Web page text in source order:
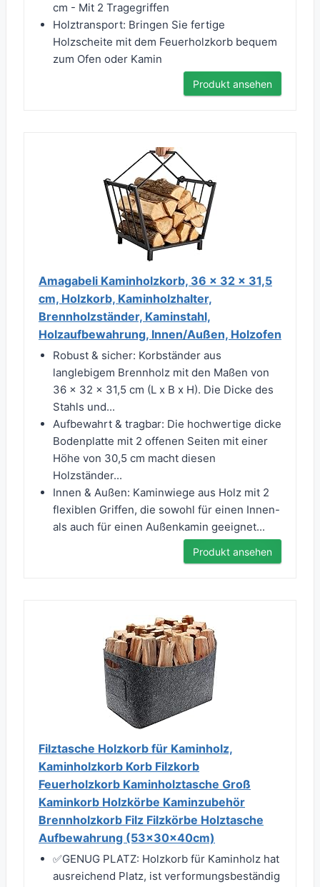
cm - Mit 2 Tragegriffen
Holztransport: Bringen Sie fertige
Holzscheite mit dem Feuerholzkorb bequem
zum Ofen oder Kamin
Produkt ansehen
Amagabeli Kaminholzkorb, 36 x 32 x 31,5
cm, Holzkorb, Kaminholzhalter,
Brennholzständer, Kaminstahl,
Holzaufbewahrung, Innen/Außen, Holzofen
Robust & sicher: Korbständer aus
langlebigem Brennholz mit den Maßen von
36 x 32 x 31,5 cm (L x B x H). Die Dicke des
Stahls und...
Aufbewahrt & tragbar: Die hochwertige dicke
Bodenplatte mit 2 offenen Seiten mit einer
Höhe von 30,5 cm macht diesen
Holzständer...
Innen & Außen: Kaminwiege aus Holz mit 2
flexiblen Griffen, die sowohl für einen Innen-
als auch für einen Außenkamin geeignet...
Produkt ansehen
Filztasche Holzkorb für Kaminholz,
Kaminholzkorb Korb Filzkorb
Feuerholzkorb Kaminholztasche Groß
Kaminkorb Holzkörbe Kaminzubehör
Brennholzkorb Filz Filzkörbe Holztasche
Aufbewahrung (53x30x40cm)
✅GENUG PLATZ: Holzkorb für Kaminholz hat
ausreichend Platz, ist verformungsbeständig